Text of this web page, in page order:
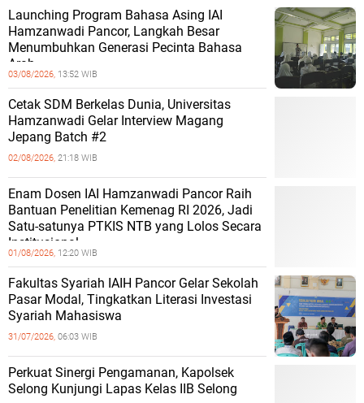
Launching Program Bahasa Asing IAI
Hamzanwadi Pancor, Langkah Besar
Menumbuhkan Generasi Pecinta Bahasa
Arab
03/08/2026, 13:52 WIB
Cetak SDM Berkelas Dunia, Universitas
Hamzanwadi Gelar Interview Magang
Jepang Batch #2
02/08/2026, 21:18 WIB
Enam Dosen IAI Hamzanwadi Pancor Raih
Bantuan Penelitian Kemenag RI 2026, Jadi
Satu-satunya PTKIS NTB yang Lolos Secara
Institusional
01/08/2026, 12:20 WIB
Fakultas Syariah IAIH Pancor Gelar Sekolah
Pasar Modal, Tingkatkan Literasi Investasi
Syariah Mahasiswa
31/07/2026, 06:03 WIB
Perkuat Sinergi Pengamanan, Kapolsek
Selong Kunjungi Lapas Kelas IIB Selong